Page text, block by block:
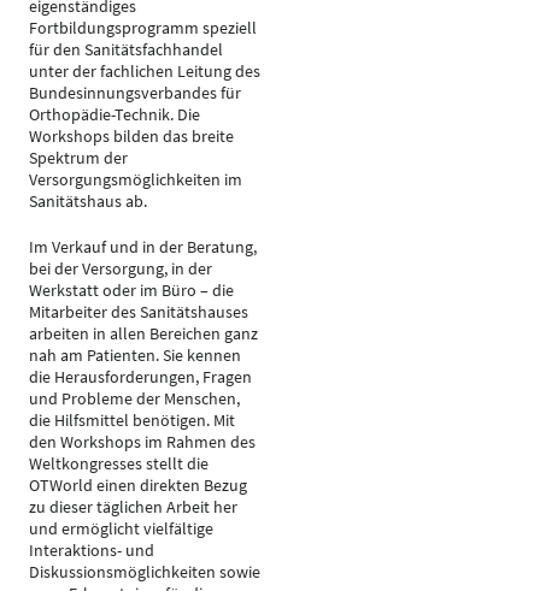
eigenständiges
Fortbildungsprogramm speziell
für den Sanitätsfachhandel
unter der fachlichen Leitung des
Bundesinnungsverbandes für
Orthopädie-Technik. Die
Workshops bilden das breite
Spektrum der
Versorgungsmöglichkeiten im
Sanitätshaus ab.
Im Verkauf und in der Beratung,
bei der Versorgung, in der
Werkstatt oder im Büro – die
Mitarbeiter des Sanitätshauses
arbeiten in allen Bereichen ganz
nah am Patienten. Sie kennen
die Herausforderungen, Fragen
und Probleme der Menschen,
die Hilfsmittel benötigen. Mit
den Workshops im Rahmen des
Weltkongresses stellt die
OTWorld einen direkten Bezug
zu dieser täglichen Arbeit her
und ermöglicht vielfältige
Interaktions- und
Diskussionsmöglichkeiten sowie